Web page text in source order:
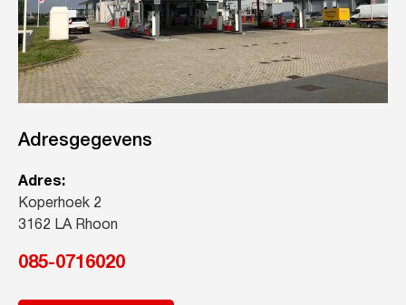
Adresgegevens
Adres:
Koperhoek 2
3162 LA Rhoon
085-0716020